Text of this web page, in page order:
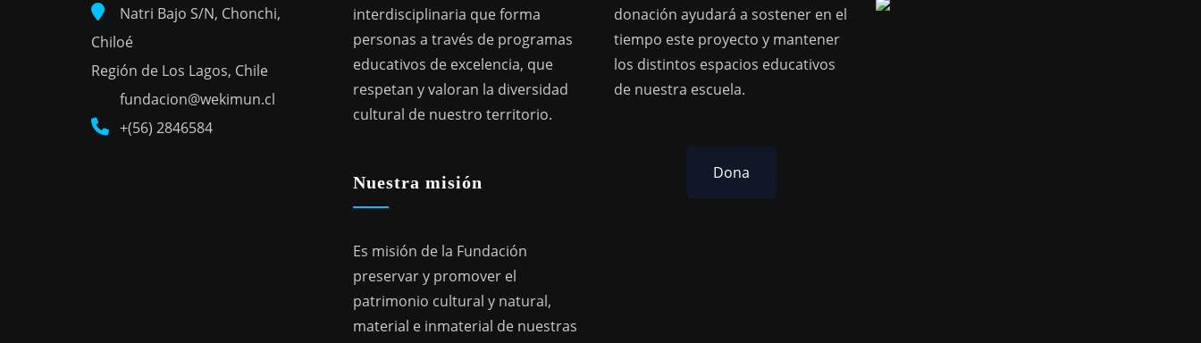
Natri Bajo S/N, Chonchi,
Chiloé
Región de Los Lagos, Chile
fundacion@wekimun.cl
+(56) 2846584
interdisciplinaria que forma
personas a través de programas
educativos de excelencia, que
respetan y valoran la diversidad
cultural de nuestro territorio.
Nuestra misión
Es misión de la Fundación
preservar y promover el
patrimonio cultural y natural,
material e inmaterial de nuestras
donación ayudará a sostener en el
tiempo este proyecto y mantener
los distintos espacios educativos
de nuestra escuela.
Dona